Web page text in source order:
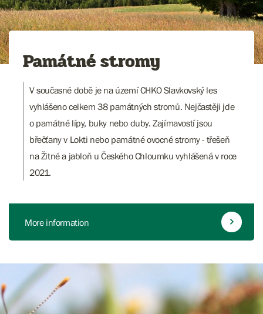
Památné stromy
V současné době je na území CHKO Slavkovský les
vyhlášeno celkem 38 památných stromů. Nejčastěji jde
o památné lípy, buky nebo duby. Zajímavostí jsou
břečťany v Lokti nebo památné ovocné stromy - třešeň
na Žitné a jabloň u Českého Chloumku vyhlášená v roce
2021.
More information